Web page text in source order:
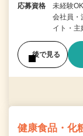
応募資格
未経験
会社員・
イト・
後で見る
健康食品・化